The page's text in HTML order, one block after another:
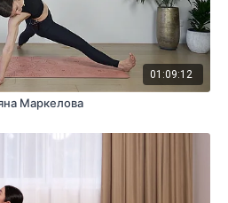
01:09:12
Маркелова